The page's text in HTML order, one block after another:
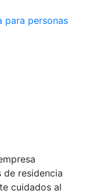
para personas
de residencia
cuidados al